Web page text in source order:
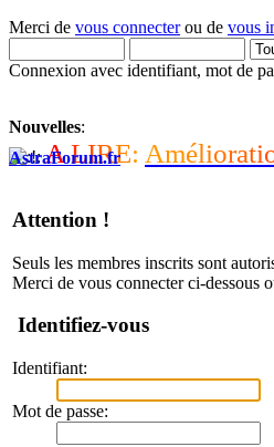
Merci de vous connecterou de vous
Connexion avec identifiant, mot de
Nouvelles:
A LIRE: Améliorati
AstraForum.fr
Attention !
Seuls les membres inscrits sont
Merci de vous connecter ci-dessous
Identifiez-vous
Identifiant:
Mot de passe: